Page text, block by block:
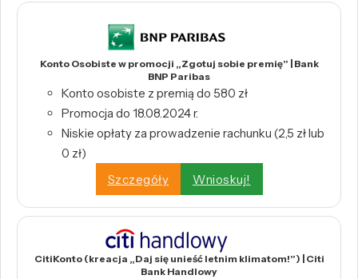
Konto Osobiste w promocji „Zgotuj sobie premię” | Bank
BNP Paribas
Konto osobiste z premią do 580 zł
Promocja do 18.08.2024 r.
Niskie opłaty za prowadzenie rachunku (2,5 zł lub
0 zł)
Szczegóły
Wnioskuj!
CitiKonto (kreacja „Daj się unieść letnim klimatom!”) | Citi
Bank Handlowy